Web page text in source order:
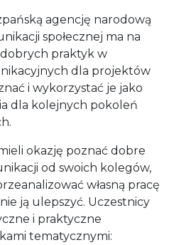
agencję narodową
społecznej ma na
praktyk w
dla projektów
i wykorzystać je jako
dla kolejnych pokoleń
okazję poznać dobre
od swoich kolegów,
własną pracę
ją ulepszyć. Uczestnicy
i praktyczne
tematycznymi: